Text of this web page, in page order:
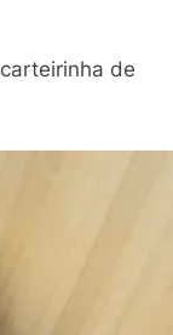
de